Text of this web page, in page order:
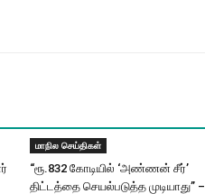
மாநில செய்திகள்
“ரூ.832 கோடியில் ‘அண்ணன் சீர்’
திட்டத்தை செயல்படுத்த முடியாது” –